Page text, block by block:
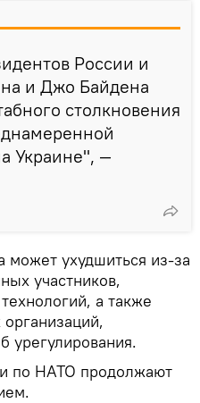
России и
и Джо Байдена
столкновения
Украине", —
может ухудшиться из-за
участников,
а также
урегулирования.
по НАТО продолжают